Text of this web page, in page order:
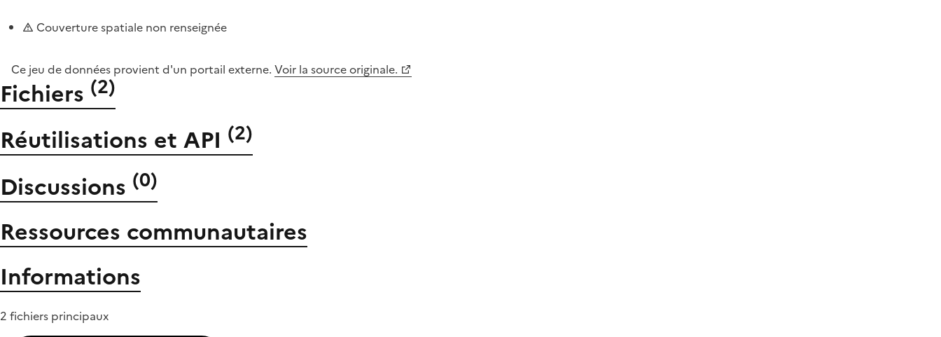
Couverture spatiale non renseignée
Ce jeu de données provient d'un portail externe. Voir la source originale.
Fichiers (2)
Réutilisations et API (2)
Discussions (0)
Ressources communautaires
Informations
2 fichiers principaux